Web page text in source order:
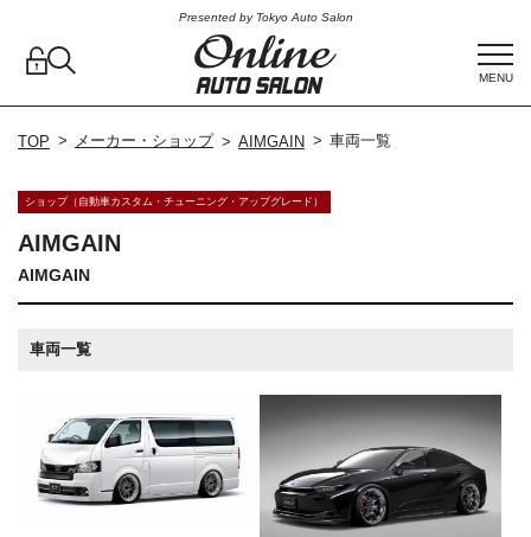
Presented by Tokyo Auto Salon
MENU
TOP メーカー・ショップ AIMGAIN 車両一覧
ショップ（自動車カスタム・チューニング・アップグレード）
AIMGAIN
AIMGAIN
車両一覧